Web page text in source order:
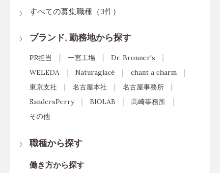
すべての募集職種（3件）
ブランド, 勤務地から探す
PR担当 一宮工場
Dr. Bronner's
WELEDA
Naturaglacé
chant a charm
東京支社
名古屋本社
名古屋事務所
SandersPerry
BIOLAB
高崎事務所
その他
職種から探す
働き方から探す